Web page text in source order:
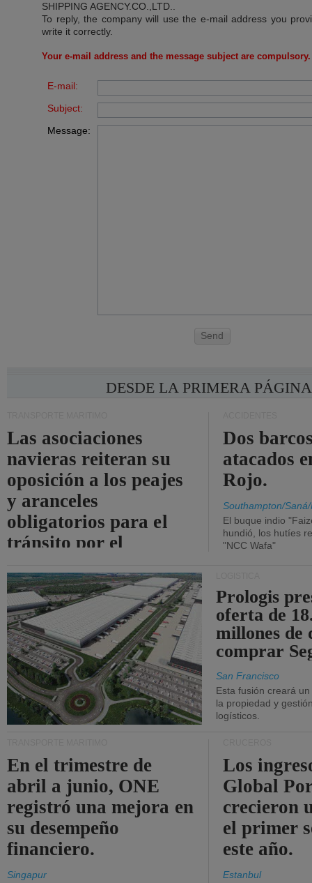
SHIPPING AGENCY.CO.,LTD.
To reply, the company will use the e-mail address you
write it correctly.
Your e-mail address and the message subject are compulsory.
E-mail:
Subject:
Message:
Send
DESDE LA PRIMERA PÁGINA
Las asociaciones
navieras reiteran su
oposición a los peajes
y aranceles
obligatorios para el
tránsito por el
Dos
atacados
Rojo.
Southampton/
El buque indio
hundió, los hutíes
"NCC Wafa"
Prologis
oferta de
millones de
comprar
San Francisco
Esta fusión creará
la propiedad y
logísticos.
En el trimestre de
abril a junio, ONE
registró una mejora en
su desempeño
financiero.
Singapur
Los
Global
crecieron
el primer
este año.
Estanbul